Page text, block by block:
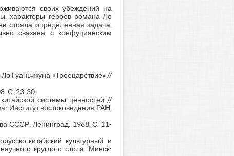
своих убеждений на
характеры героев романа Ло
стояла определённая задача,
связана с конфуцианским
Гуаньчжуна «Троецарствие» //
С. 23-30.
системы ценностей //
Институт востоковедения РАН,
СССР. Ленинград: 1968. С. 11-
китайский культурный и
круглого стола. Минск: